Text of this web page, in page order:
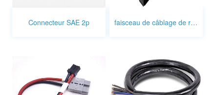
Connecteur SAE 2p faisceau de câblage de remorque jeep wrangler